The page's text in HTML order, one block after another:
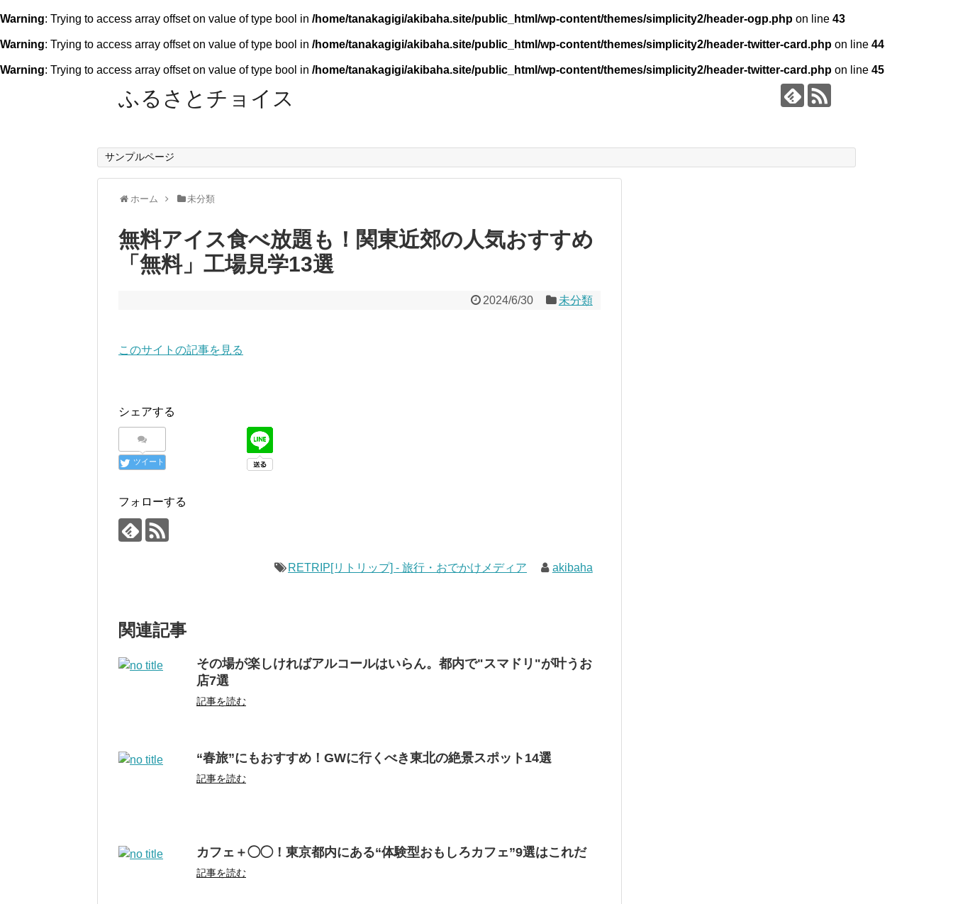
Warning: Trying to access array offset on value of type bool in /home/tanakagigi/akibaha.site/public_html/wp-content/themes/simplicity2/header-ogp.php on line 43
Warning: Trying to access array offset on value of type bool in /home/tanakagigi/akibaha.site/public_html/wp-content/themes/simplicity2/header-twitter-card.php on line 44
Warning: Trying to access array offset on value of type bool in /home/tanakagigi/akibaha.site/public_html/wp-content/themes/simplicity2/header-twitter-card.php on line 45
ふるさとチョイス
サンプルページ
ホーム 未分類
無料アイス食べ放題も！関東近郊の人気おすすめ
「無料」工場見学13選
2024/6/30 未分類
このサイトの記事を見る
シェアする
ツイート
フォローする
RETRIP[リトリップ] - 旅行・おでかけメディア akibaha
関連記事
その場が楽しければアルコールはいらん。都内で"スマドリ"が叶うお
店7選
記事を読む
“春旅”にもおすすめ！GWに行くべき東北の絶景スポット14選
記事を読む
カフェ＋◯◯！東京都内にある“体験型おもしろカフェ”9選はこれだ
記事を読む